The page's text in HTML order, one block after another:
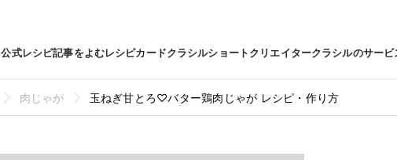
公式レシピ記事をよむレシピカードクラシルショートクリエイタークラシルのサービ
肉じゃが 玉ねぎ甘とろ♡バター鶏肉じゃが レシピ・作り方